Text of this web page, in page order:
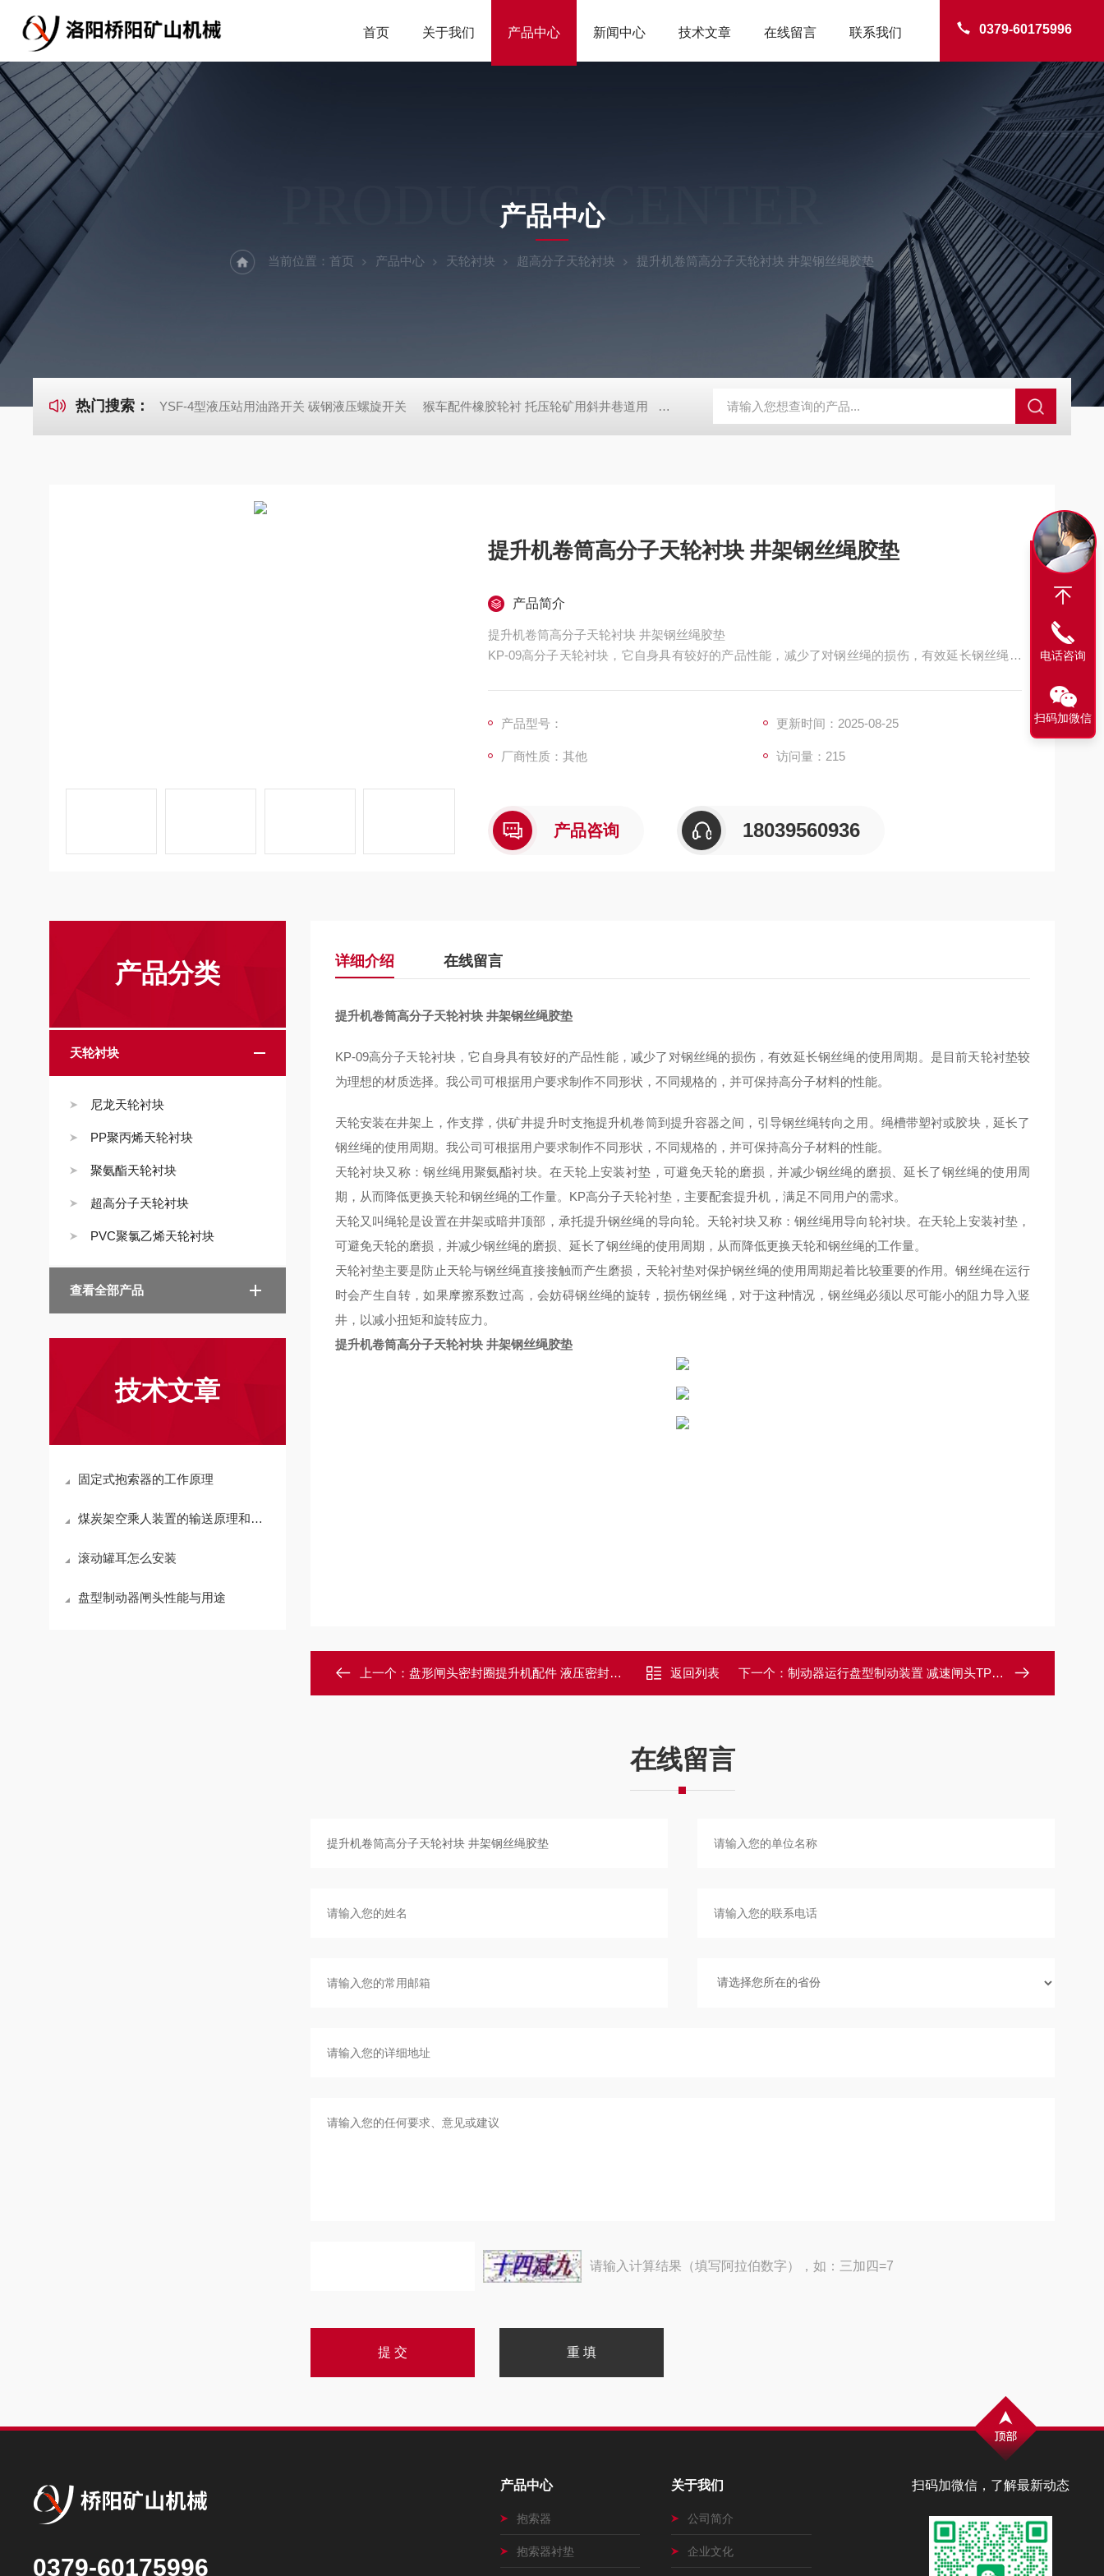
0379-60175996
首页 关于我们 产品中心 新闻中心 技术文章 在线留言 联系我们
PRODUCTS CENTER
产品中心
当前位置： 首页 产品中心 天轮衬块 超高分子天轮衬块 提升机卷筒高分子天轮衬块 井架钢丝绳胶垫
热门搜索： YSF-4型液压站用油路开关 碳钢液压螺旋开关 猴车配件橡胶轮衬 托压轮矿用斜井巷道用 矿用本安型行程开关KHXC24 井下机电设备 便携式移动液压系统总成 提升机
提升机卷筒高分子天轮衬块 井架钢丝绳胶垫
产品简介
提升机卷筒高分子天轮衬块 井架钢丝绳胶垫
KP-09高分子天轮衬块，它自身具有较好的产品性能，减少了对钢丝绳的损伤，有效延长钢丝绳的
产品型号：
更新时间：2025-08-25
厂商性质：其他 访问量：215
产品咨询 18039560936
产品分类
天轮衬块
尼龙天轮衬块
PP聚丙烯天轮衬块
聚氨酯天轮衬块
超高分子天轮衬块
PVC聚氯乙烯天轮衬块
查看全部产品
技术文章
固定式抱索器的工作原理
煤炭架空乘人装置的输送原理和作用
滚动罐耳怎么安装
盘型制动器闸头性能与用途
详细介绍 在线留言
提升机卷筒高分子天轮衬块 井架钢丝绳胶垫
KP-09高分子天轮衬块，它自身具有较好的产品性能， 减少了对钢丝绳的损伤，有效延长钢丝绳的使用 周期 。是目前天轮衬垫较
为理想的材质选择。我公司可根据用户要求制作不同形状 ， 不同规格的 ， 并可保持高分子材料的性能。
天轮安装在井架上，作支撑，供矿井提升时支拖提升机卷筒到提升容器之间，引导钢丝绳转向之用。绳槽带塑衬或胶块， 延长了
钢丝绳的使用 周期。 我公司可根据用户要求制作不同形状 ， 不同规格的 ， 并可保持高分子材料的性能。
天轮衬块又称：钢丝绳用聚氨酯衬块。在天轮上安装衬垫，可避免天轮的磨损，并减少钢丝绳的磨损、延长了钢丝绳的使用周
期，从而降低更换天轮和钢丝绳的工作量。 KP高分子天轮衬垫，主要配套提升机，满足不同用户的需求。
天轮又叫绳轮是设置在井架或暗井顶部，承托提升钢丝绳的导向轮。 天轮衬块又称：钢丝绳用导向轮衬块。在天轮上安装衬垫，
可避免天轮的磨损，并减少钢丝绳的磨损、延长了钢丝绳的使用 周期 ，从而降低更换天轮和钢丝绳的工作量。
天轮衬垫主要是防止天轮与钢丝绳直接接触而产生磨损 ， 天轮衬垫对保护钢丝绳的使用周期起着比较重要的作用 。钢丝绳在运行
时会产生自转 ，如果摩擦系数过高 ， 会妨碍钢丝绳的旋转 ， 损伤钢丝绳 ， 对于这种情况 ，钢丝绳必须以尽可能小的阻力导入竖
井， 以减小扭矩和旋转应力。
提升机卷筒高分子天轮衬块 井架钢丝绳胶垫
上一个： 盘形闸头密封圈提升机配件 液压密封系统用 返回列表 下一个： 制动器运行盘型制动装置 减速闸头TP1-80型
在线留言
请输入计算结果（填写阿拉伯数字），如：三加四=7
扫码加微信，了解最新动态
0379-60175996
产品中心
抱索器
抱索器衬垫
关于我们
公司简介
企业文化
电话咨询
扫码加微信